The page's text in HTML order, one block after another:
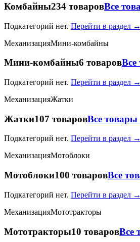
Комбайны234 товаровВсе
Подкатегорий нет. Перейти в раздел →
МеханизацияМини-комбайны
Мини-комбайны6 товаров
Подкатегорий нет. Перейти в раздел →
МеханизацияЖатки
Жатки107 товаровВсе
Подкатегорий нет. Перейти в раздел →
МеханизацияМотоблоки
Мотоблоки100 товаровВсе
Подкатегорий нет. Перейти в раздел →
МеханизацияМототракторы
Мототракторы10 товаровВсе